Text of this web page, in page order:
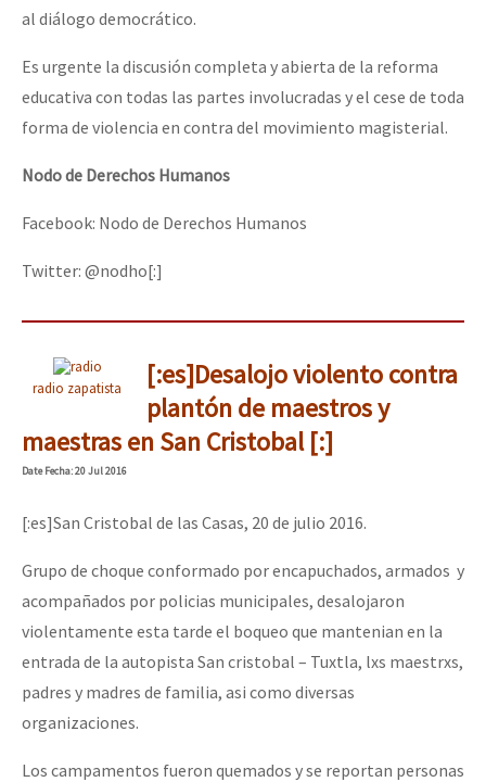
al diálogo democrático.
Es urgente la discusión completa y abierta de la reforma
educativa con todas las partes involucradas y el cese de toda
forma de violencia en contra del movimiento magisterial.
Nodo de Derechos Humanos
Facebook: Nodo de Derechos Humanos
Twitter: @nodho[:]
radio zapatista
[:es]Desalojo violento contra
plantón de maestros y
maestras en San Cristobal [:]
DateFecha: 20 Jul 2016
[:es]San Cristobal de las Casas, 20 de julio 2016.
Grupo de choque conformado por encapuchados, armados y
acompañados por policias municipales, desalojaron
violentamente esta tarde el boqueo que mantenian en la
entrada de la autopista San cristobal – Tuxtla, lxs maestrxs,
padres y madres de familia, asi como diversas
organizaciones.
Los campamentos fueron quemados y se reportan personas